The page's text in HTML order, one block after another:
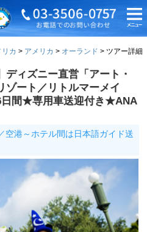
カ アメリカ オーランド ツアー詳細
ディズニー直営「アート・
ゾート／リトルマーメイ
日間★専用車送迎付き★ANA
空港～ホテル間は日本語ガイド送